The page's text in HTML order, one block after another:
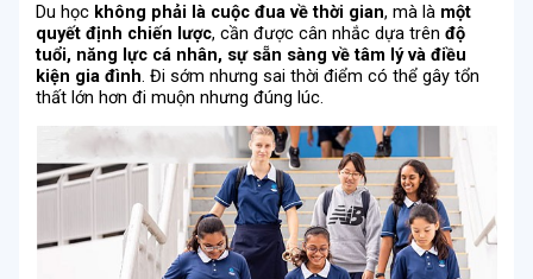
Du học không phải là cuộc đua về thời gian, mà là một
quyết định chiến lược, cần được cân nhắc dựa trênđộ
tuổi, năng lực cá nhân, sự sẵn sàng về tâm lý và điều
kiện gia đình. Đi sớm nhưng sai thời điểm có thể gây tổn
thất lớn hơn đi muộn nhưng đúng lúc.